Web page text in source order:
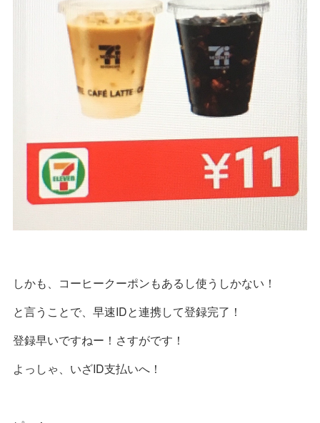
しかも、コーヒークーポンもあるし使うしかない！
と言うことで、早速IDと連携して登録完了！
登録早いですねー！さすがです！
よっしゃ、いざID支払いへ！